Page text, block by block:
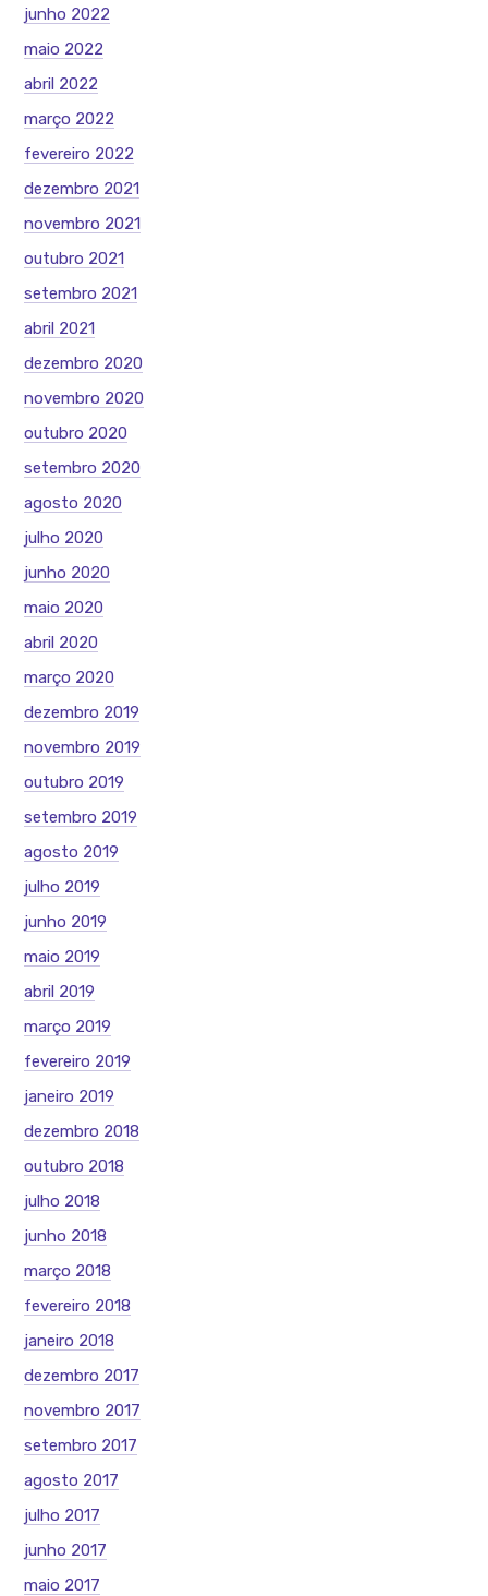
junho 2022
maio 2022
abril 2022
março 2022
fevereiro 2022
dezembro 2021
novembro 2021
outubro 2021
setembro 2021
abril 2021
dezembro 2020
novembro 2020
outubro 2020
setembro 2020
agosto 2020
julho 2020
junho 2020
maio 2020
abril 2020
março 2020
dezembro 2019
novembro 2019
outubro 2019
setembro 2019
agosto 2019
julho 2019
junho 2019
maio 2019
abril 2019
março 2019
fevereiro 2019
janeiro 2019
dezembro 2018
outubro 2018
julho 2018
junho 2018
março 2018
fevereiro 2018
janeiro 2018
dezembro 2017
novembro 2017
setembro 2017
agosto 2017
julho 2017
junho 2017
maio 2017